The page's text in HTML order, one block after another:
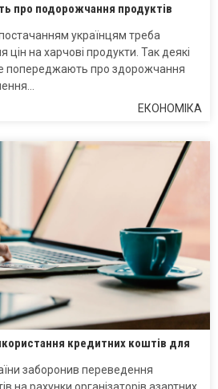
про подорожчання продуктів
українцям треба
цін на харчові продукти. Так деякі
попереджають про здорожчання
ЕКОНОМІКА
кредитних коштів для
заборонив переведення